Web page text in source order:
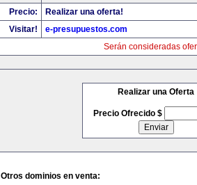
Precio:
Realizar una oferta!
Visitar!
e-presupuestos.com
Serán consideradas
Realizar una Oferta
Precio Ofrecido $
Otros dominios en venta: